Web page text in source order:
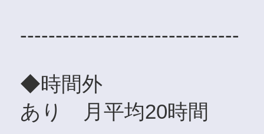
-------------------------------
◆時間外
あり 月平均20時間